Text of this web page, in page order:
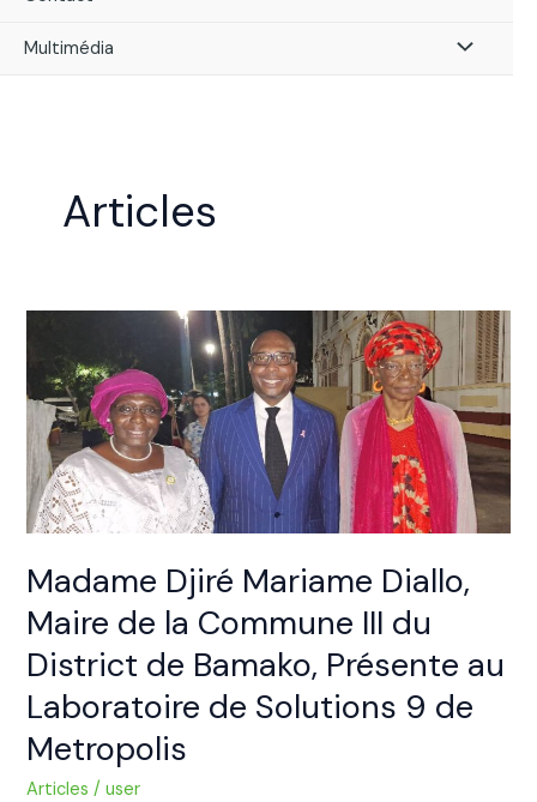
Multimédia Menu
Articles
Madame Djiré Mariame Diallo,
Maire de la Commune III du
District de Bamako, Présente au
Laboratoire de Solutions 9 de
Metropolis
Articles /user
Djiré
Mariame
Diallo,
Maire
la
Commune
du
District
de
Bamako,
Présente
au
Laboratoire
de